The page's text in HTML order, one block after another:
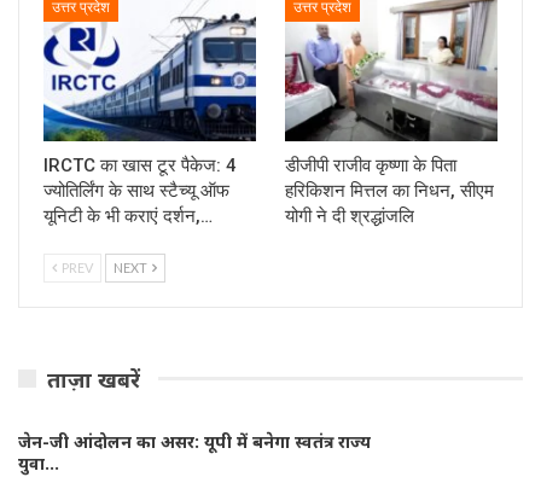
उत्तर प्रदेश
IRCTC का खास टूर पैकेज: 4
ज्योतिर्लिंग के साथ स्टैच्यू ऑफ
यूनिटी के भी कराएं दर्शन,…
उत्तर प्रदेश
डीजीपी राजीव कृष्णा के पिता
हरिकिशन मित्तल का निधन, सीएम
योगी ने दी श्रद्धांजलि
PREV NEXT
ताज़ा खबरें
जेन-जी आंदोलन का असर: यूपी में बनेगा स्वतंत्र राज्य
युवा…